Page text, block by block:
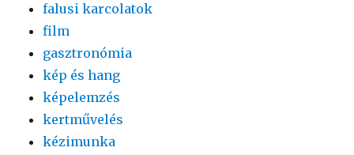
falusi karcolatok
film
gasztronómia
kép és hang
képelemzés
kertművelés
kézimunka